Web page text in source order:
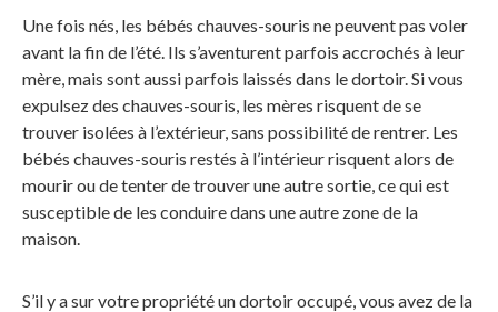
Une fois nés, les bébés chauves-souris ne peuvent pas voler
avant la fin de l’été. Ils s’aventurent parfois accrochés à leur
mère, mais sont aussi parfois laissés dans le dortoir. Si vous
expulsez des chauves-souris, les mères risquent de se
trouver isolées à l’extérieur, sans possibilité de rentrer. Les
bébés chauves-souris restés à l’intérieur risquent alors de
mourir ou de tenter de trouver une autre sortie, ce qui est
susceptible de les conduire dans une autre zone de la
maison.
S’il y a sur votre propriété un dortoir occupé, vous avez de la